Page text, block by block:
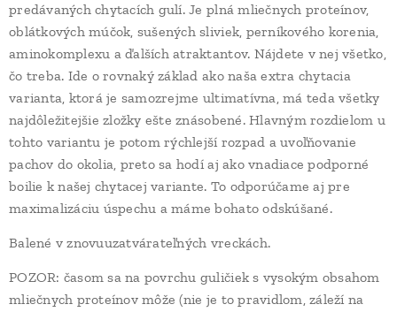
predávaných chytacích gulí. Je plná mliečnych proteínov,
oblátkových múčok, sušených sliviek, perníkového korenia,
aminokomplexu a ďalších atraktantov. Nájdete v nej všetko,
čo treba. Ide o rovnaký základ ako naša extra chytacia
varianta, ktorá je samozrejme ultimatívna, má teda všetky
najdôležitejšie zložky ešte znásobené. Hlavným rozdielom u
tohto variantu je potom rýchlejší rozpad a uvoľňovanie
pachov do okolia, preto sa hodí aj ako vnadiace podporné
boilie k našej chytacej variante. To odporúčame aj pre
maximalizáciu úspechu a máme bohato odskúšané.
Balené v znovuuzatvárateľných vreckách.
POZOR: časom sa na povrchu guličiek s vysokým obsahom
mliečnych proteínov môže (nie je to pravidlom, záleží na